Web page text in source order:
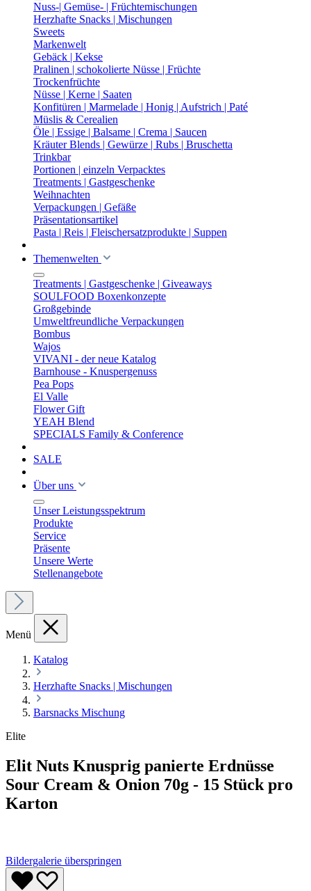
Nuss-| Gemüse- | Früchtemischungen
Herzhafte Snacks | Mischungen
Sweets
Markenwelt
Gebäck | Kekse
Pralinen | schokolierte Nüsse | Früchte
Trockenfrüchte
Nüsse | Kerne | Saaten
Konfitüren | Marmelade | Honig | Aufstrich | Paté
Müslis & Cerealien
Öle | Essige | Balsame | Crema | Saucen
Kräuter Blends | Gewürze | Rubs | Bruschetta
Trinkbar
Portionen | einzeln Verpacktes
Treatments | Gastgeschenke
Weihnachten
Verpackungen | Gefäße
Präsentationsartikel
Pasta | Reis | Fleischersatzprodukte | Suppen
Themenwelten
Treatments | Gastgeschenke | Giveaways
SOULFOOD Boxenkonzepte
Großgebinde
Umweltfreundliche Verpackungen
Bombus
Wajos
VIVANI - der neue Katalog
Barnhouse - Knuspergenuss
Pea Pops
El Valle
Flower Gift
YEAH Blend
SPECIALS Family & Conference
SALE
Über uns
Unser Leistungsspektrum
Produkte
Service
Präsente
Unsere Werte
Stellenangebote
Menü
Katalog
Herzhafte Snacks | Mischungen
Barsnacks Mischung
Elite
Elit Nuts Knusprig panierte Erdnüsse
Sour Cream & Onion 70g - 15 Stück pro
Karton
Bildergalerie überspringen